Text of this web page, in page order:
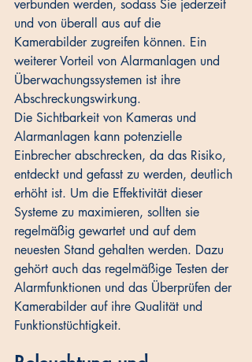
verbunden werden, sodass Sie jederzeit
und von überall aus auf die
Kamerabilder zugreifen können. Ein
weiterer Vorteil von Alarmanlagen und
Überwachungssystemen ist ihre
Abschreckungswirkung.
Die Sichtbarkeit von Kameras und
Alarmanlagen kann potenzielle
Einbrecher abschrecken, da das Risiko,
entdeckt und gefasst zu werden, deutlich
erhöht ist. Um die Effektivität dieser
Systeme zu maximieren, sollten sie
regelmäßig gewartet und auf dem
neuesten Stand gehalten werden. Dazu
gehört auch das regelmäßige Testen der
Alarmfunktionen und das Überprüfen der
Kamerabilder auf ihre Qualität und
Funktionstüchtigkeit.